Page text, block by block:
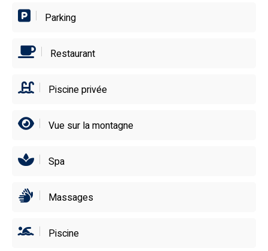
Parking
Restaurant
Piscine privée
Vue sur la montagne
Spa
Massages
Piscine